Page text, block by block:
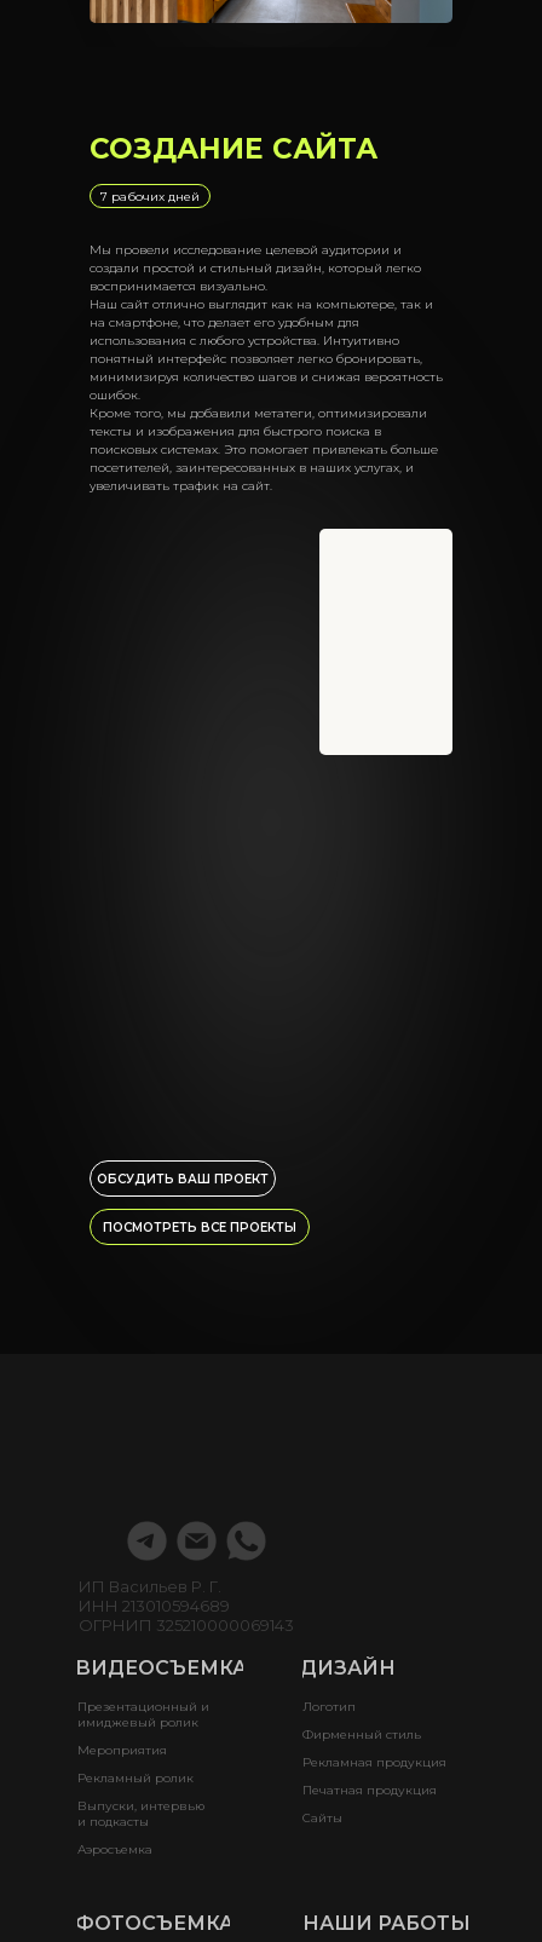
Мы провели исследование целевой аудитории и
создали простой и стильный дизайн, который легко
воспринимается визуально.
Наш сайт отлично выглядит как на компьютере, так и
на смартфоне, что делает его удобным для
использования с любого устройства. Интуитивно
понятный интерфейс позволяет легко бронировать,
минимизируя количество шагов и снижая вероятность
ошибок.
Кроме того, мы добавили метатеги, оптимизировали
тексты и изображения для быстрого поиска в
поисковых системах. Это помогает привлекать больше
посетителей, заинтересованных в наших услугах, и
увеличивать трафик на сайт.
СОЗДАНИЕ САЙТА
7 рабочих дней
ОБСУДИТЬ ВАШ ПРОЕКТ
ПОСМОТРЕТЬ ВСЕ ПРОЕКТЫ
НАШИ РАБОТЫ
Печатная продукция
Сайты
Рекламная продукция
Фирменный стиль
Логотип
ДИЗАЙН
Выпуски, интервью
и подкасты
Аэросъемка
Рекламный ролик
Мероприятия
Презентационный и
имиджевый ролик
ВИДЕОСЪЕМКА
ФОТОСЪЕМКА
ИП Васильев Р. Г.
ИНН 213010594689
ОГРНИП 325210000069143